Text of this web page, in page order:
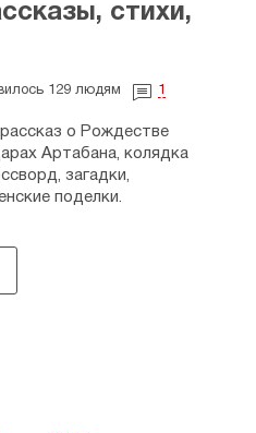
стихи,
129 людям 1
о Рождестве
Артабана, колядка
загадки,
поделки.